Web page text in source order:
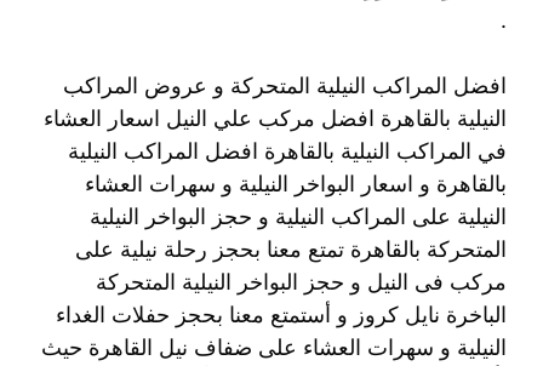
.
افضل المراكب النيلية المتحركة و عروض المراكب
النيلية بالقاهرة افضل مركب علي النيل اسعار العشاء
في المراكب النيلية بالقاهرة افضل المراكب النيلية
بالقاهرة و اسعار البواخر النيلية و سهرات العشاء
النيلية على المراكب النيلية و حجز البواخر النيلية
المتحركة بالقاهرة تمتع معنا بحجز رحلة نيلية على
مركب فى النيل و حجز البواخر النيلية المتحركة
الباخرة نايل كروز و أستمتع معنا بحجز حفلات الغداء
النيلية و سهرات العشاء على ضفاف نيل القاهرة حيث